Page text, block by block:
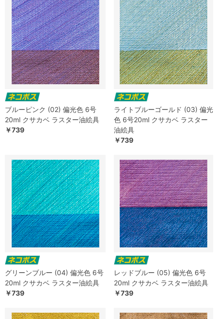
ブルーピンク (02) 偏光色 6号
20ml クサカベ ラスター油絵具
￥739
ライトブルーゴールド (03) 偏光
色 6号20ml クサカベ ラスター
油絵具
￥739
グリーンブルー (04) 偏光色 6号
20ml クサカベ ラスター油絵具
￥739
レッドブルー (05) 偏光色 6号
20ml クサカベ ラスター油絵具
￥739